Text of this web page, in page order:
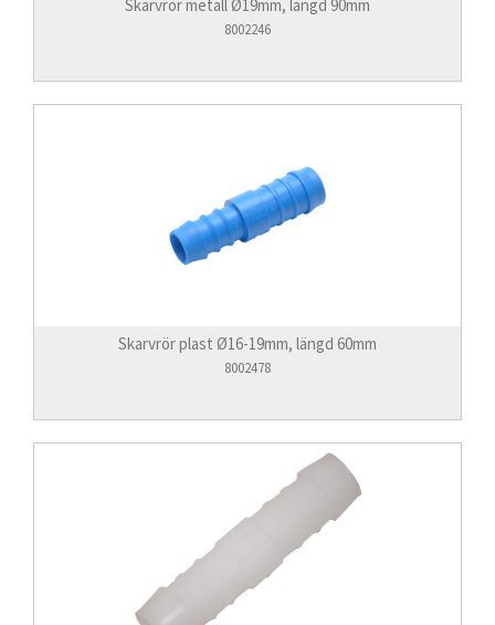
Skarvrör metall Ø19mm, längd 90mm
8002246
Skarvrör plast Ø16-19mm, längd 60mm
8002478